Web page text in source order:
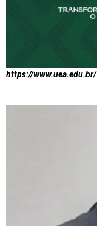
https://www.uea.edu.br/